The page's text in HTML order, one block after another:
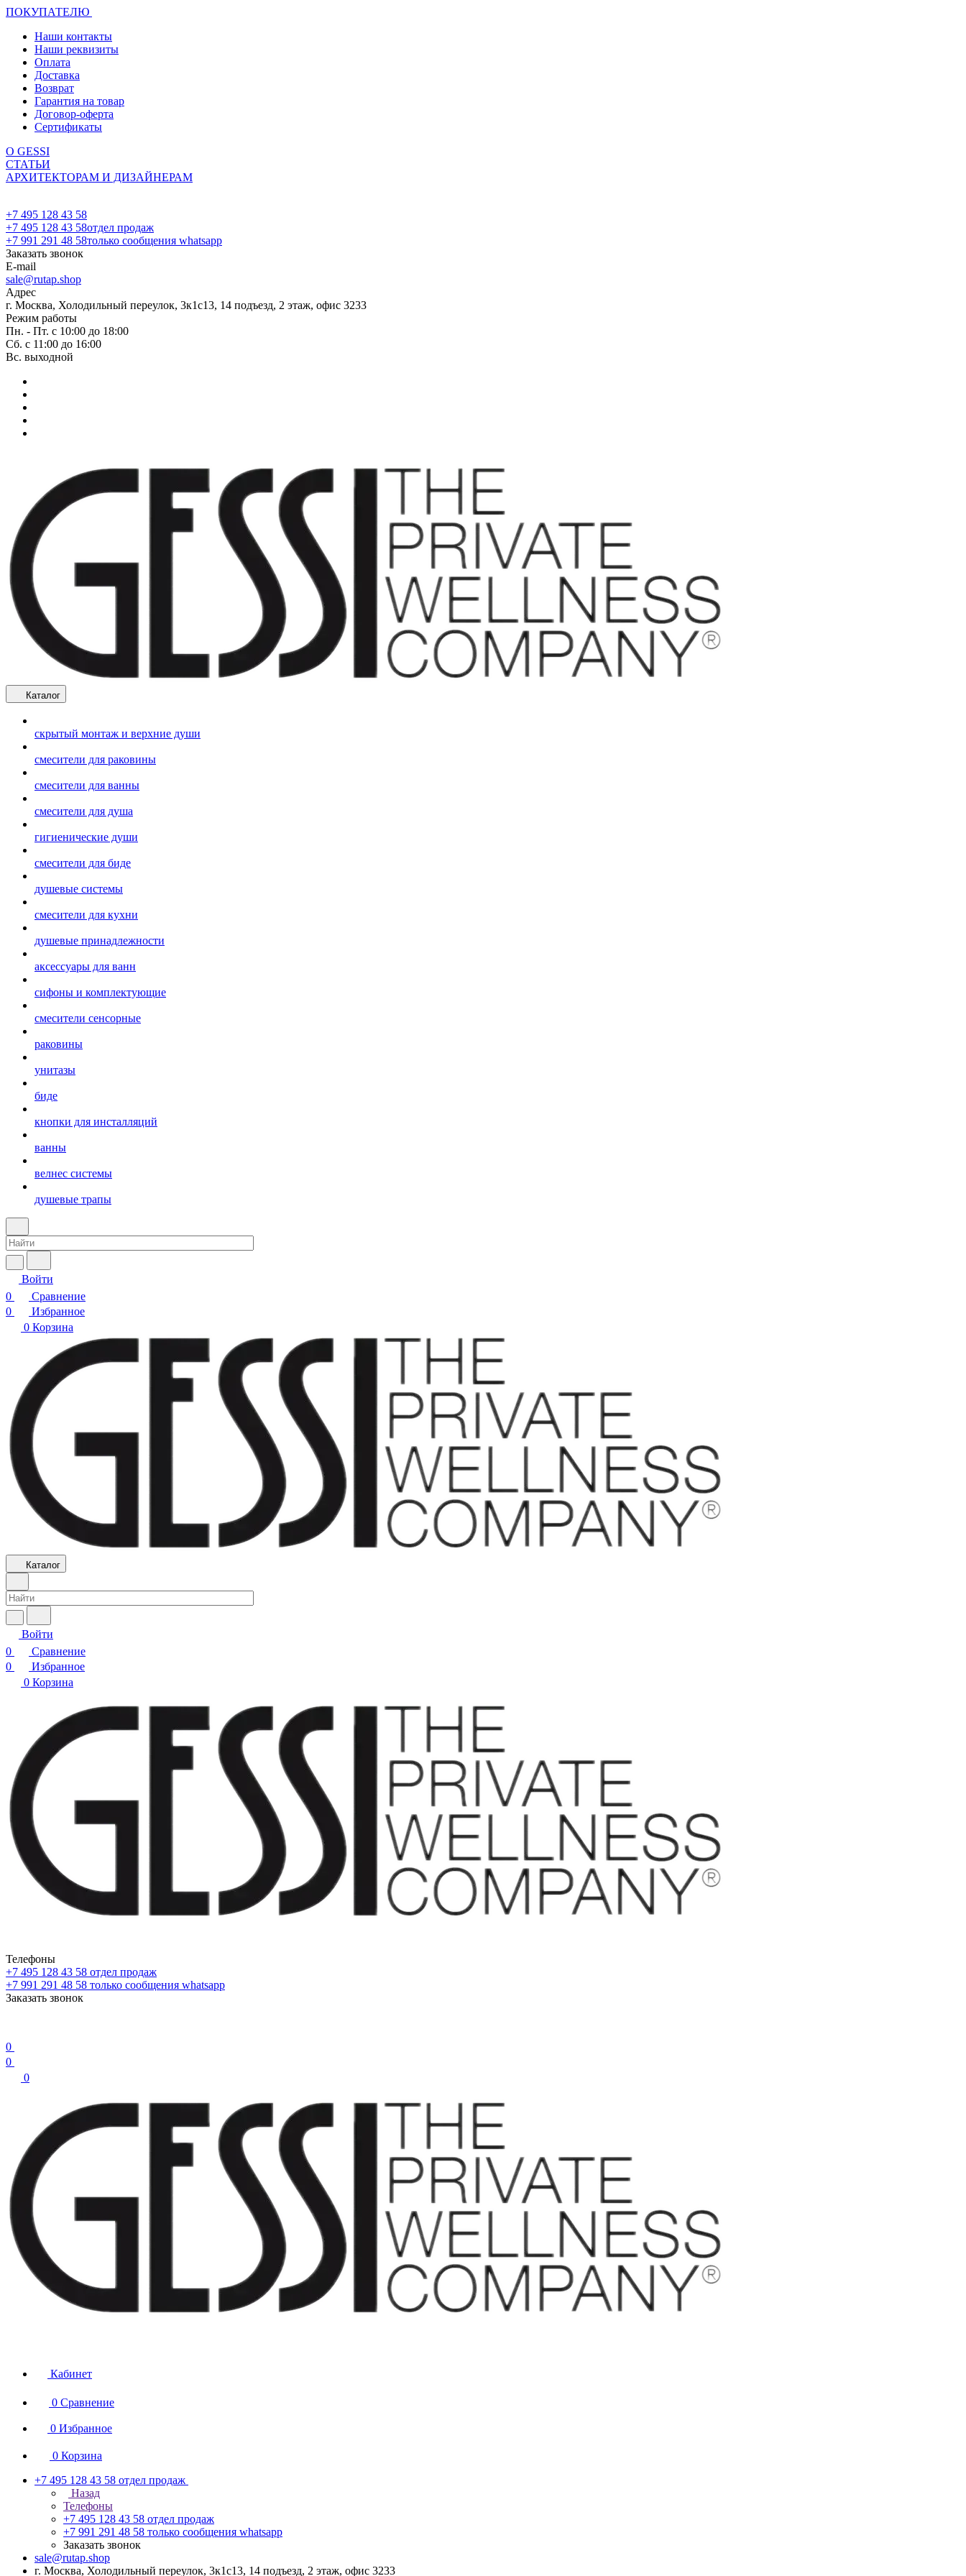
ПОКУПАТЕЛЮ
Наши контакты
Наши реквизиты
Оплата
Доставка
Возврат
Гарантия на товар
Договор-оферта
Сертификаты
О GESSI
СТАТЬИ
АРХИТЕКТОРАМ И ДИЗАЙНЕРАМ
+7 495 128 43 58
+7 495 128 43 58отдел продаж
+7 991 291 48 58только сообщения whatsapp
Заказать звонок
E-mail
sale@rutap.shop
Адрес
г. Москва, Холодильный переулок, 3к1с13, 14 подъезд, 2 этаж, офис 3233
Режим работы
Пн. - Пт. с 10:00 до 18:00
Сб. с 11:00 до 16:00
Вс. выходной
Каталог
скрытый монтаж и верхние души
смесители для раковины
смесители для ванны
смесители для душа
гигиенические души
смесители для биде
душевые системы
смесители для кухни
душевые принадлежности
аксессуары для ванн
сифоны и комплектующие
смесители сенсорные
раковины
унитазы
биде
кнопки для инсталляций
ванны
велнес системы
душевые трапы
Войти
0
Сравнение
0
Избранное
0 Корзина
Каталог
Войти
0
Сравнение
0
Избранное
0 Корзина
Телефоны
+7 495 128 43 58 отдел продаж
+7 991 291 48 58 только сообщения whatsapp
Заказать звонок
0
0
0
Кабинет
0 Сравнение
0 Избранное
0 Корзина
+7 495 128 43 58 отдел продаж
Назад
Телефоны
+7 495 128 43 58 отдел продаж
+7 991 291 48 58 только сообщения whatsapp
Заказать звонок
sale@rutap.shop
г. Москва, Холодильный переулок, 3к1с13, 14 подъезд, 2 этаж, офис 3233